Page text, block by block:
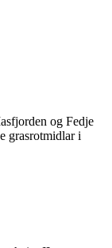
og Fedje
grasrotmidlar i